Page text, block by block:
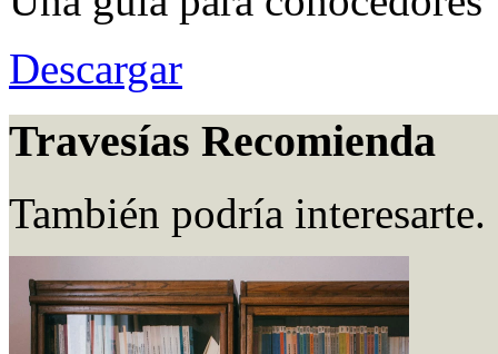
Descargar
Travesías Recomienda
También podría interesarte.